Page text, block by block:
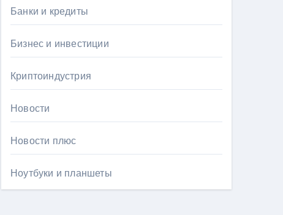
Банки и кредиты
Бизнес и инвестиции
Криптоиндустрия
Новости
Новости плюс
Ноутбуки и планшеты